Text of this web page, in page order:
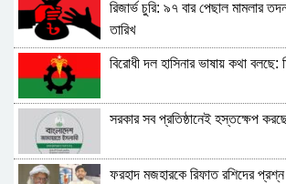
রিজার্ভ চুরি: ৯৭ বার পেছাল মামলার
তারিখ
বিরোধী দল হাসিনার ভাষায় কথা বলছে:
সরকার সব প্রতিষ্ঠানেই হস্তক্ষেপ
ফরহাদ মজহারকে রিফাত রশিদের